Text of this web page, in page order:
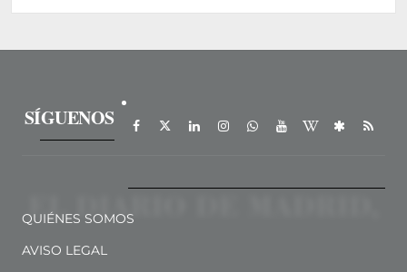
SÍGUENOS
QUIÉNES SOMOS
AVISO LEGAL